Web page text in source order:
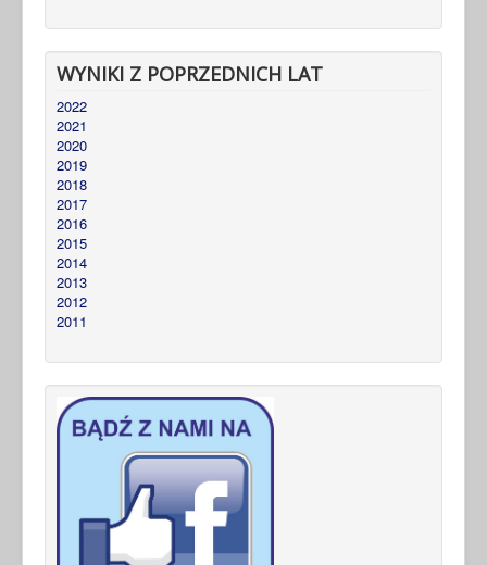
WYNIKI Z POPRZEDNICH LAT
2022
2021
2020
2019
2018
2017
2016
2015
2014
2013
2012
2011